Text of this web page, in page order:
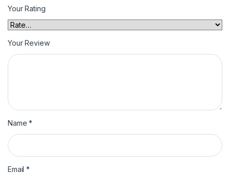
Your Rating
Your Review
Name*
Email*